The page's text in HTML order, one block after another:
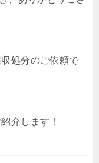
処分のご依頼で
介します！